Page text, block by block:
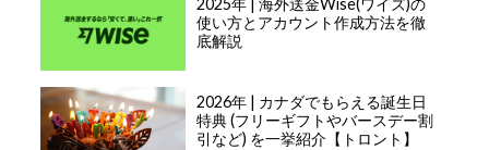
2025年 | 海外送金Wise(ワイズ)の
使い方とアカウント作成方法を徹
底解説
2026年 | カナダでもらえる誕生日
特典 (フリーギフトやバースデー割
引など) を一挙紹介【トロント】